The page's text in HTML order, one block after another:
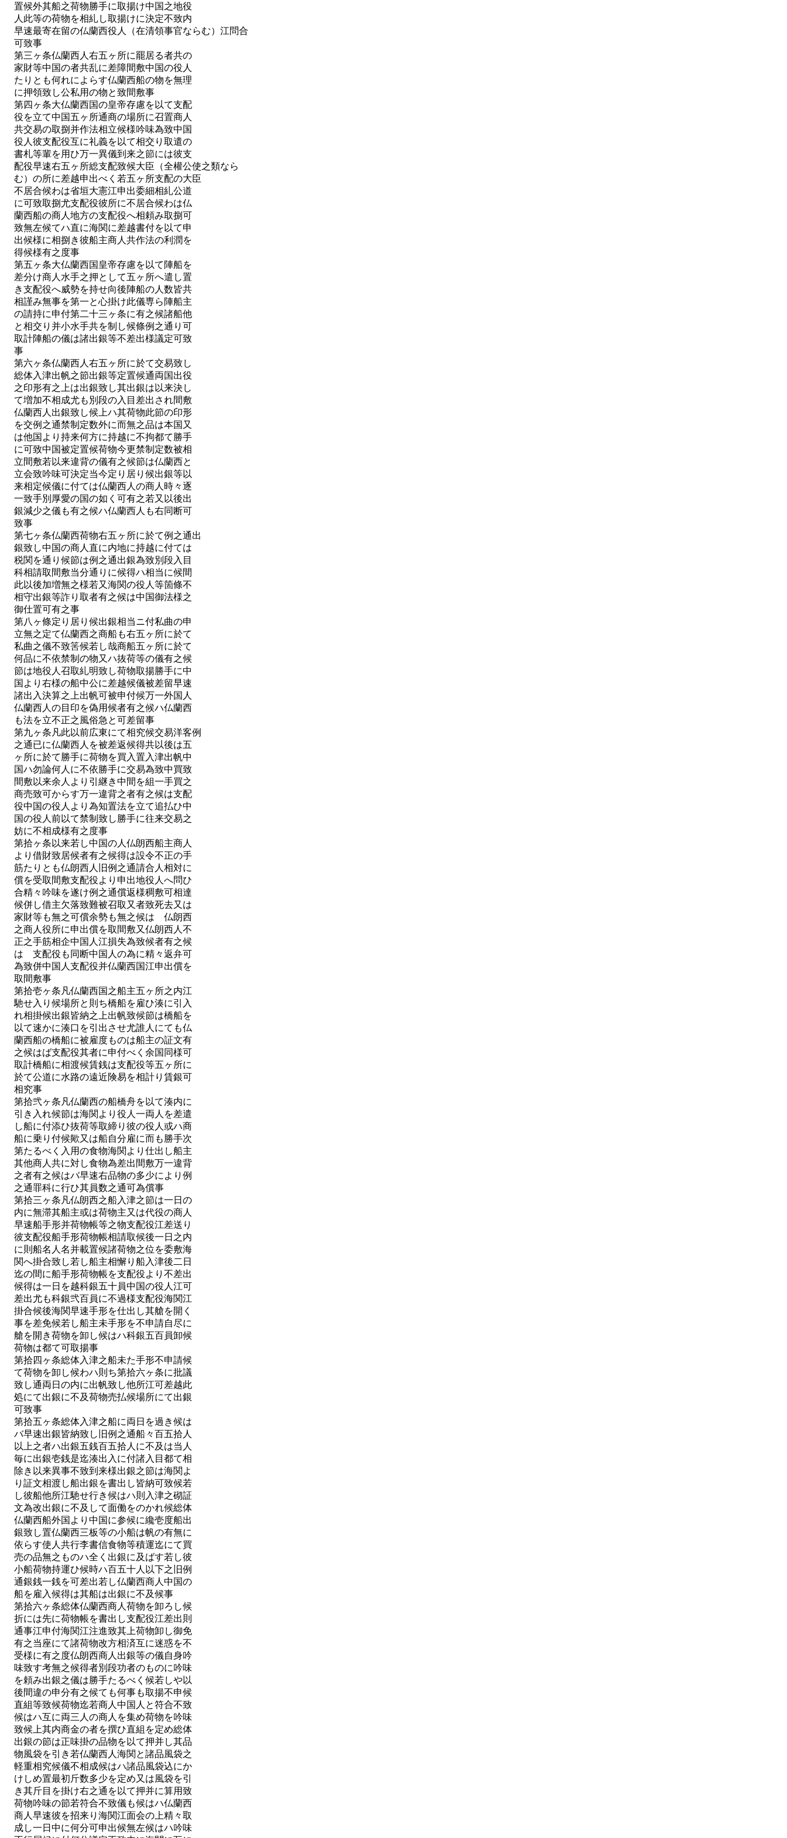
置候外其船之荷物勝手に取揚け中国之地役
人此等の荷物を相糺し取揚けに決定不致内
早速最寄在留の仏蘭西役人（在清領事官ならむ）江問合
可致事
第三ヶ条仏蘭西人右五ヶ所に罷居る者共の
家財等中国の者共乱に差障間敷中国の役人
たりとも何れによらす仏蘭西船の物を無理
に押領致し公私用の物と致間敷事
第四ヶ条大仏蘭西国の皇帝存慮を以て支配
役を立て中国五ヶ所通商の場所に召置商人
共交易の取捌并作法相立候様吟味為致中国
役人彼支配役互に礼義を以て相交り取遣の
書札等輩を用ひ万一異儀到来之節には彼支
配役早速右五ヶ所総支配致候大臣（全權公使之類なら
む）の所に差越申出べく若五ヶ所支配の大臣
不居合候わは省垣大憲江申出委細相糺公道
に可致取捌尤支配役彼所に不居合候わは仏
蘭西船の商人地方の支配役へ相頼み取捌可
致無左候てハ直に海関に差越書付を以て申
出候様に相捌き彼船主商人共作法の利潤を
得候様有之度事
第五ヶ条大仏蘭西国皇帝存慮を以て陣船を
差分け商人水手之押として五ヶ所へ遣し置
き支配役へ威勢を持せ向後陣船の人数皆共
相謹み無事を第一と心掛け此儀専ら陣船主
の請持に申付第二十三ヶ条に有之候諸船他
と相交り并小水手共を制し候條例之通り可
取計陣船の儀は諸出銀等不差出様議定可致
事
第六ヶ条仏蘭西人右五ヶ所に於て交易致し
総体入津出帆之節出銀等定置候通両国出役
之印形有之上は出銀致し其出銀は以来決し
て増加不相成尤も別段の入目差出され間敷
仏蘭西人出銀致し候上ハ其荷物此節の印形
を交例之通禁制定数外に而無之品は本国又
は他国より持来何方に持越に不拘都て勝手
に可致中国被定置候荷物今更禁制定数被相
立間敷若以来違背の儀有之候節は仏蘭西と
立会致吟味可決定当今定り居り候出銀等以
来相定候儀に付ては仏蘭西人の商人時々逐
一致手別厚愛の国の如く可有之若又以後出
銀減少之儀も有之候ハ仏蘭西人も右同断可
致事
第七ヶ条仏蘭西荷物右五ヶ所に於て例之通出
銀致し中国の商人直に内地に持越に付ては
税関を通り候節は例之通出銀為致別段入目
科相請取間敷当分通りに候得ハ相当に候間
此以後加増無之様若又海関の役人等箇條不
相守出銀等詐り取者有之候は中国御法様之
御仕置可有之事
第八ヶ條定り居り候出銀相当ニ付私曲の申
立無之定て仏蘭西之商船も右五ヶ所に於て
私曲之儀不致筈候若し哉商船五ヶ所に於て
何品に不依禁制の物又ハ抜荷等の儀有之候
節は地役人召取糺明致し荷物取揚勝手に中
国より右様の船中公に差越候儀被差留早速
諸出入決算之上出帆可被申付候万一外国人
仏蘭西人の目印を偽用候者有之候ハ仏蘭西
も法を立不正之風俗急と可差留事
第九ヶ条凡此以前広東にて相究候交易洋客例
之通已に仏蘭西人を被差返候得共以後は五
ヶ所に於て勝手に荷物を買入置入津出帆中
国ハ勿論何人に不依勝手に交易為致中買致
間敷以来余人より引継き中間を組一手買之
商売致可からす万一違背之者有之候は支配
役中国の役人より為知置法を立て追払ひ中
国の役人前以て禁制致し勝手に往来交易之
妨に不相成様有之度事
第拾ヶ条以来若し中国の人仏朗西船主商人
より借財致居候者有之候得は設令不正の手
筋たりとも仏朗西人旧例之通請合人相対に
償を受取間敷支配役より申出地役人へ問ひ
合精々吟味を遂け例之通償返様稠敷可相達
候併し借主欠落致難被召取又者致死去又は
家財等も無之可償余勢も無之候はゝ仏朗西
之商人役所に申出償を取間敷又仏朗西人不
正之手筋相企中国人江損失為致候者有之候
はゝ支配役も同断中国人の為に精々返弁可
為致併中国人支配役并仏蘭西国江申出償を
取間敷事
第拾壱ヶ条凡仏蘭西国之船主五ヶ所之内江
馳せ入り候場所と則ち橋船を雇ひ湊に引入
れ相掛候出銀皆納之上出帆致候節は橋船を
以て速かに湊口を引出させ尤誰人にても仏
蘭西船の橋船に被雇度ものは船主の証文有
之候はば支配役其者に申付べく余国同様可
取計橋船に相渡候賃銭は支配役等五ヶ所に
於て公道に水路の遠近険易を相計り賃銀可
相究事
第拾弐ヶ条凡仏蘭西の船橋舟を以て湊内に
引き入れ候節は海関より役人一両人を差遣
し船に付添ひ抜荷等取締り彼の役人或ハ商
船に乗り付候歟又は船自分雇に而も勝手次
第たるべく入用の食物海関より仕出し船主
其他商人共に対し食物為差出間敷万一違背
之者有之候はバ早速右品物の多少により例
之通罪科に行ひ其員数之通可為償事
第拾三ヶ条凡仏朗西之船入津之節は一日の
内に無滞其船主或は荷物主又は代役の商人
早速船手形并荷物帳等之物支配役江差送り
彼支配役船手形荷物帳相請取候後一日之内
に則船名人名并載置候諸荷物之位を委敷海
関へ掛合致し若し船主相懈り船入津後二日
迄の間に船手形荷物帳を支配役より不差出
候得は一日を越科銀五十員中国の役人江可
差出尤も科銀弐百員に不過様支配役海関江
掛合候後海関早速手形を仕出し其艙を開く
事を差免候若し船主未手形を不申請自尽に
艙を開き荷物を卸し候はハ科銀五百員卸候
荷物は都て可取揚事
第拾四ヶ条総体入津之船未た手形不申請候
て荷物を卸し候わハ則ち第拾六ヶ条に批議
致し通両日の内に出帆致し他所江可差越此
処にて出銀に不及荷物売払候場所にて出銀
可致事
第拾五ヶ条総体入津之船に両日を過き候は
バ早速出銀皆納致し旧例之通船々百五拾人
以上之者ハ出銀五銭百五拾人に不及は当人
毎に出銀壱銭是迄湊出入に付諸入目都て相
除き以来異事不致到来様出銀之節は海関よ
り証文相渡し船出銀を書出し皆納可致候若
し彼船他所江馳せ行き候はハ則入津之砌証
文為改出銀に不及して面働をのかれ候総体
仏蘭西船外国より中国に参候に纔壱度船出
銀致し置仏蘭西三板等の小船は帆の有無に
依らす使人共行李書信食物等積運迄にて買
売の品無之ものハ全く出銀に及ばす若し彼
小船荷物持運ひ候時ハ百五十人以下之旧例
通銀銭一銭を可差出若し仏蘭西商人中国の
船を雇入候得は其船は出銀に不及候事
第拾六ヶ条総体仏蘭西商人荷物を卸ろし候
折には先に荷物帳を書出し支配役江差出則
通事江申付海関江注進致其上荷物卸し御免
有之当座にて諸荷物改方相済互に迷惑を不
受様に有之度仏朗西商人出銀等の儀自身吟
味致す考無之候得者別段功者のものに吟味
を頼み出銀之儀は勝手たるべく候若しや以
後間違の申分有之候ても何事も取揚不申候
直組等致候荷物迄若商人中国人と符合不致
候はハ互に両三人の商人を集め荷物を吟味
致候上其内商金の者を撰ひ直組を定め総体
出銀の節は正味掛の品物を以て押并し其品
物風袋を引き若仏蘭西人海関と諸品風袋之
軽重相究候儀不相成候はハ諸品風袋込にか
けしめ置最初斤数多少を定め又は風袋を引
き其斤目を掛け右之通を以て押并に算用致
荷物吟味の節若符合不致儀も候はハ仏蘭西
商人早速彼を招来り海関江面会の上精々取
成し一日中に何分可申出候無左候はハ吟味